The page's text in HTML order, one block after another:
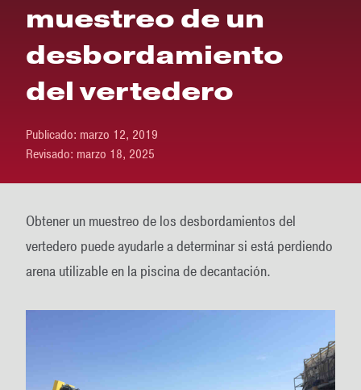
muestreo de un
desbordamiento
del vertedero
Publicado: marzo 12, 2019
Revisado: marzo 18, 2025
Obtener un muestreo de los desbordamientos del
vertedero puede ayudarle a determinar si está perdiendo
arena utilizable en la piscina de decantación.